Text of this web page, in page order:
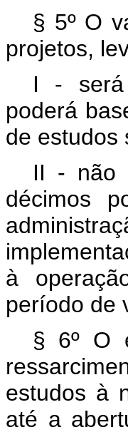
§ 5º O
projetos,
I - será
poderá
de estudos
II - não
décimos
à
período de
§ 6º O
estudos à
até a